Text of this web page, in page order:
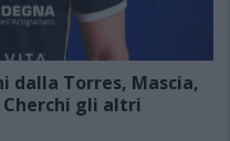
dalla Torres, Mascia,
gli altri